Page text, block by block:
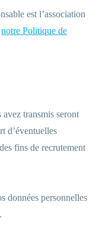
est l’association
notre Politique de
transmis seront
d’éventuelles
fins de recrutement
données personnelles
.